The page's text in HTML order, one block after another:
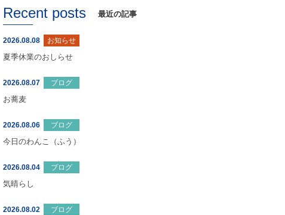
Recent posts 最近の記事
2026.08.08
お知らせ
夏季休業のおしらせ
2026.08.07
ブログ
お蕎麦
2026.08.06
ブログ
今日のわんこ（ふう）
2026.08.04
ブログ
気晴らし
2026.08.02
ブログ